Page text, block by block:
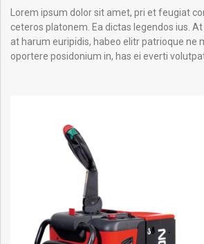
Lorem ipsum dolor sit amet, pri et feugiat
ceteros platonem. Ea dictas legendos ius.
at harum euripidis, habeo elitr patrioque ne
oportere posidonium in, has ei everti